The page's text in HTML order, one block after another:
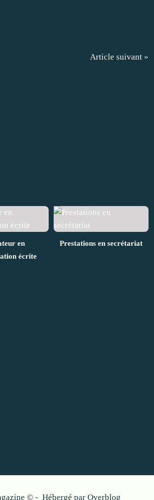
Article suivant »
en
écrite
Prestations en secrétariat
© - Hébergé par Overblog